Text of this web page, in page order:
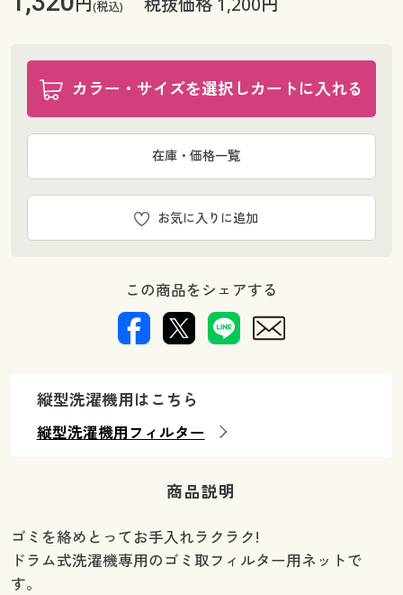
よくある質問とお問い合わせ
(税込)
カラー・サイズを選択しカートに入れる
お気に入りに追加
在庫・価格一覧
この商品をシェアする
縦型洗濯機用はこちら
縦型洗濯機用フィルター
商品説明
ゴミを絡めとってお手入れラクラク!
ドラム式洗濯機専用のゴミ取フィルター用ネットで
す。